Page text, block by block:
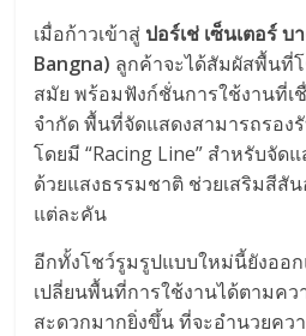
เมื่อก้าวเข้าสู่ ปอร์เช่ เซ็นเตอร์ บ
Bangna) ลูกค้าจะได้สัมผัสพื้นที่
สมัย พร้อมฟังก์ชั่นการใช้งานที่เ
จำกัด พื้นที่จัดแสดงสามารถรอง
โดยมี “Racing Line” สำหรับจัด
ด้วยแสงธรรมชาติ ช่วยเสริมสีสั
แต่ละคัน
อีกทั้งโชว์รูมรูปแบบใหม่นี้ยังออ
เปลี่ยนพื้นที่การใช้งานได้ตามคว
สะดวกมากยิ่งขึ้น ที่จะอำนวยคว